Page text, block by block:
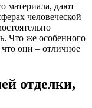
материала, дают
человеческой
Что же особенного
они – отличное
отделки,